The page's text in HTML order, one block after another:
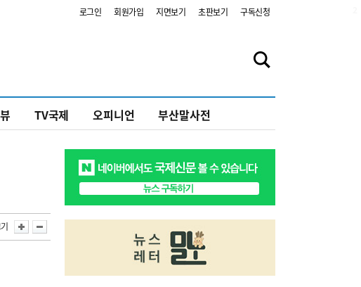
로그인 회원가입 지면보기 초판보기 구독신청
TV국제 오피니언 부산말사전